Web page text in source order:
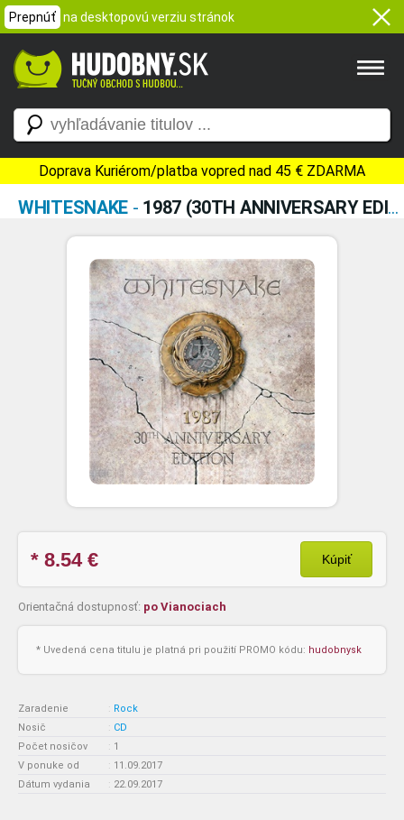
Prepnúť na desktopovú verziu stránok
Doprava Kuriérom/platba vopred nad 45 € ZDARMA
WHITESNAKE - 1987 (30TH ANNIVERSARY EDITION)
* 8.54€ Kúpiť
Orientačná dostupnosť: po Vianociach
* Uvedená cena titulu je platná pri použití PROMO kódu: hudobnysk
Zaradenie : Rock
Nosič
: CD
Počet nosičov
: 1
V ponuke od
: 11.09.2017
Dátum vydania
: 22.09.2017